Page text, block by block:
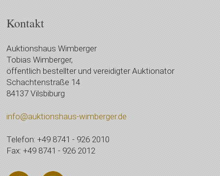
Kontakt
Auktionshaus Wimberger
Tobias Wimberger,
öffentlich bestellter und vereidigter Auktionator
Schachtenstraße 14
84137 Vilsbiburg
info@auktionshaus-wimberger.de
Telefon: +49 8741 - 926 2010
Fax: +49 8741 - 926 2012